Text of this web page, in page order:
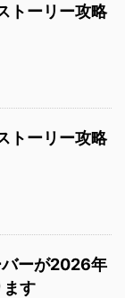
トーリー攻略
トーリー攻略
ーが2026年
す